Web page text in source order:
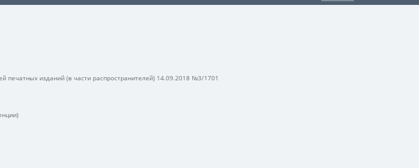
печатных изданий (в части распространителей) 14.09.2018 №3/1701